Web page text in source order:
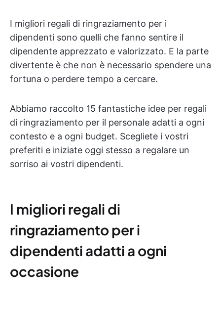
I migliori regali di ringraziamento per i
dipendenti sono quelli che fanno sentire il
dipendente apprezzato e valorizzato. E la parte
divertente è che non è necessario spendere una
fortuna o perdere tempo a cercare.
Abbiamo raccolto 15 fantastiche idee per regali
di ringraziamento per il personale adatti a ogni
contesto e a ogni budget. Scegliete i vostri
preferiti e iniziate oggi stesso a regalare un
sorriso ai vostri dipendenti.
I migliori regali di
ringraziamento per i
dipendenti adatti a ogni
occasione